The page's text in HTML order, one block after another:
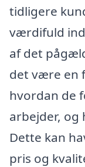
tidligere
værdifuld
af det
det være en
hvordan de
arbejder, og
Dette kan
pris og